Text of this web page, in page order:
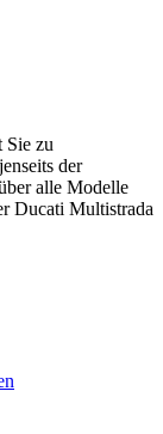
Sie zu
der
alle Modelle
Ducati Multistrada